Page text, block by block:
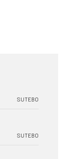
SUTEBO
SUTEBO